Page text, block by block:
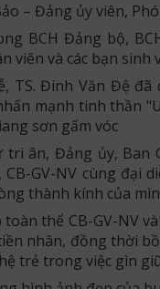
– Đảng ủy viên,
BCH Đảng bộ,
viên và các bạn sinh
TS. Đinh Văn Đệ
mạnh tinh thần
sơn gấm vóc
ân, Đảng ủy, Ban
CB-GV-NV cùng
thành kính của
thể CB-GV-NV
nhân, đồng thời
trẻ trong việc gìn